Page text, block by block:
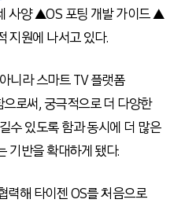
사양 ▲OS포팅 개발 가이드 ▲
지원에 나서고 있다.
니라 스마트TV플랫폼
로써,궁극적으로 더 다양한
수 있도록 함과 동시에 더 많은
기반을 확대하게 됐다.
력해 타이젠OS를 처음으로